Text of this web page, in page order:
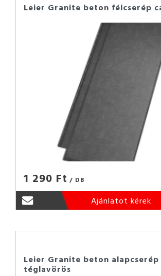
Leier Granite beton félcserép
1 290 Ft / DB
Ajánlatot kérek
Leier Granite beton alapcserép
téglavörös